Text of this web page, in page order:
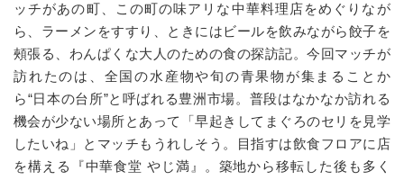
ッチがあの町、この町の味アリな中華料理店をめぐりなが
ら、ラーメンをすすり、ときにはビールを飲みながら餃子を
頰張る、わんぱくな大人のための食の探訪記。今回マッチが
訪れたのは、全国の水産物や旬の青果物が集まることか
ら“日本の台所”と呼ばれる豊洲市場。普段はなかなか訪れる
機会が少ない場所とあって「早起きしてまぐろのセリを見学
したいね」とマッチもうれしそう。目指すは飲食フロアに店
を構える『中華食堂 やじ満』。築地から移転した後も多く